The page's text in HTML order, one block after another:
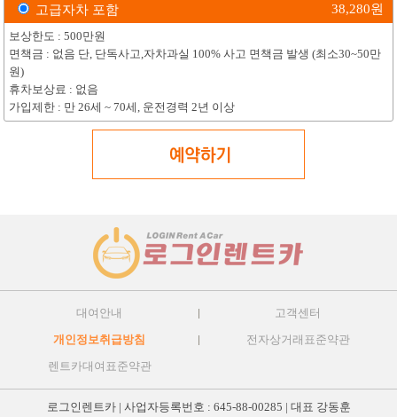
고급자차 포함 38,280원
보상한도 : 500만원
면책금 : 없음 단, 단독사고,자차과실 100% 사고 면책금 발생 (최소30~50만
원)
휴차보상료 : 없음
가입제한 : 만 26세 ~ 70세, 운전경력 2년 이상
대여안내 고객센터
개인정보취급방침 전자상거래표준약관
렌트카대여표준약관
로그인렌트카 | 사업자등록번호 : 645-88-00285 | 대표 강동훈